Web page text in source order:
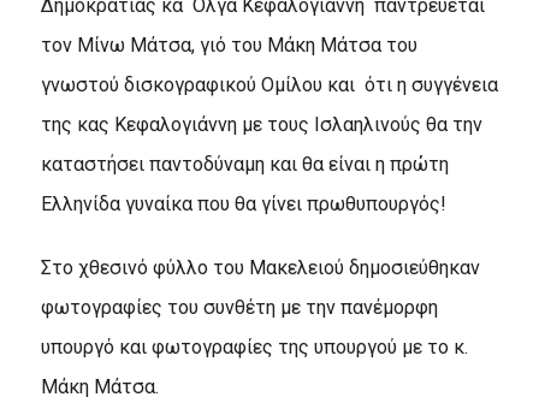
Δημοκρατίας κα Όλγα Κεφαλογιάννη παντρεύεται
τον Μίνω Μάτσα, γιό του Μάκη Μάτσα του
γνωστού δισκογραφικού Ομίλου και ότι η συγγένεια
της κας Κεφαλογιάννη με τους Ισλαηλινούς θα την
καταστήσει παντοδύναμη και θα είναι η πρώτη
Ελληνίδα γυναίκα που θα γίνει πρωθυπουργός!
Στο χθεσινό φύλλο του Μακελειού δημοσιεύθηκαν
φωτογραφίες του συνθέτη με την πανέμορφη
υπουργό και φωτογραφίες της υπουργού με το κ.
Μάκη Μάτσα.